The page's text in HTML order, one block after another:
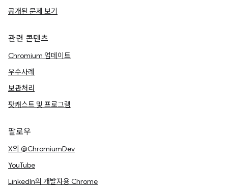
공개된 문제 보기
관련 콘텐츠
Chromium 업데이트
우수사례
보관처리
팟캐스트 및 프로그램
팔로우
X의 @ChromiumDev
YouTube
LinkedIn의 개발자용 Chrome